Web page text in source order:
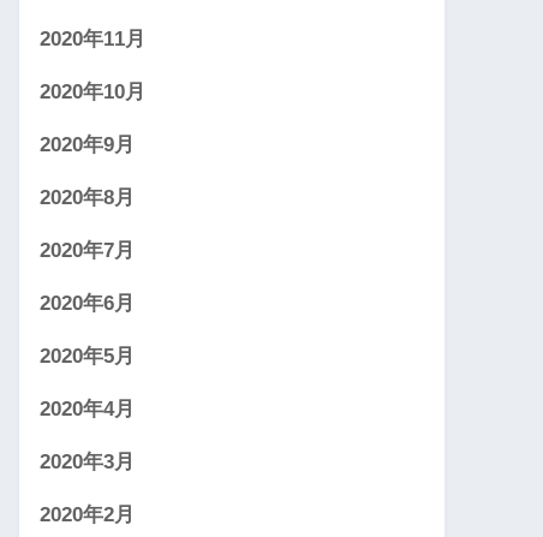
2020年11月
2020年10月
2020年9月
2020年8月
2020年7月
2020年6月
2020年5月
2020年4月
2020年3月
2020年2月